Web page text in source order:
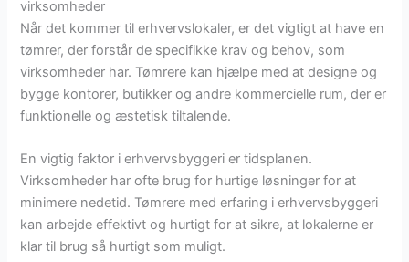
virksomheder
Når det kommer til erhvervslokaler, er det vigtigt at have en
tømrer, der forstår de specifikke krav og behov, som
virksomheder har. Tømrere kan hjælpe med at designe og
bygge kontorer, butikker og andre kommercielle rum, der er
funktionelle og æstetisk tiltalende.
En vigtig faktor i erhvervsbyggeri er tidsplanen.
Virksomheder har ofte brug for hurtige løsninger for at
minimere nedetid. Tømrere med erfaring i erhvervsbyggeri
kan arbejde effektivt og hurtigt for at sikre, at lokalerne er
klar til brug så hurtigt som muligt.